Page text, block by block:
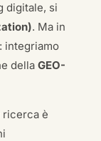
digitale, si
. Ma in
integriamo
della GEO-
ricerca è